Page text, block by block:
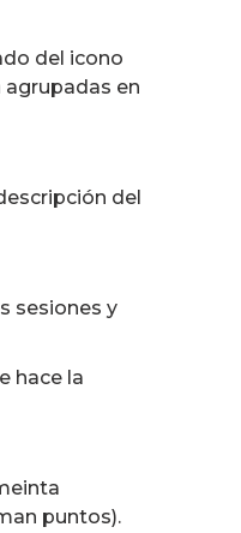
del icono
agrupadas en
del
sesiones y
hace la
puntos).